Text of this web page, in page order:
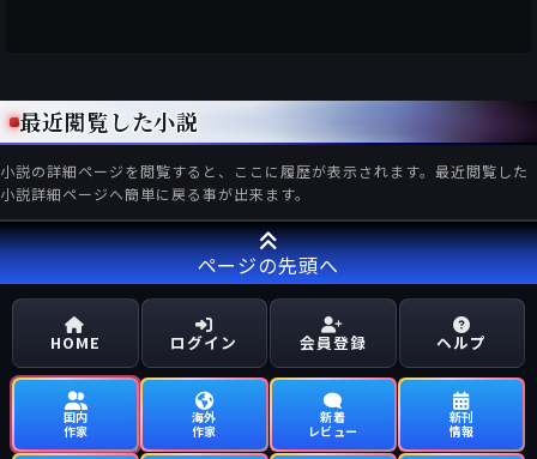
最近閲覧した小説
小説の詳細ページを閲覧すると、ここに履歴が表示されます。最近閲覧した
小説詳細ページへ簡単に戻る事が出来ます。
ページの先頭へ
HOME ログイン 会員登録 ヘルプ
国内
作家
海外
作家
新着
レビュー
新刊
情報